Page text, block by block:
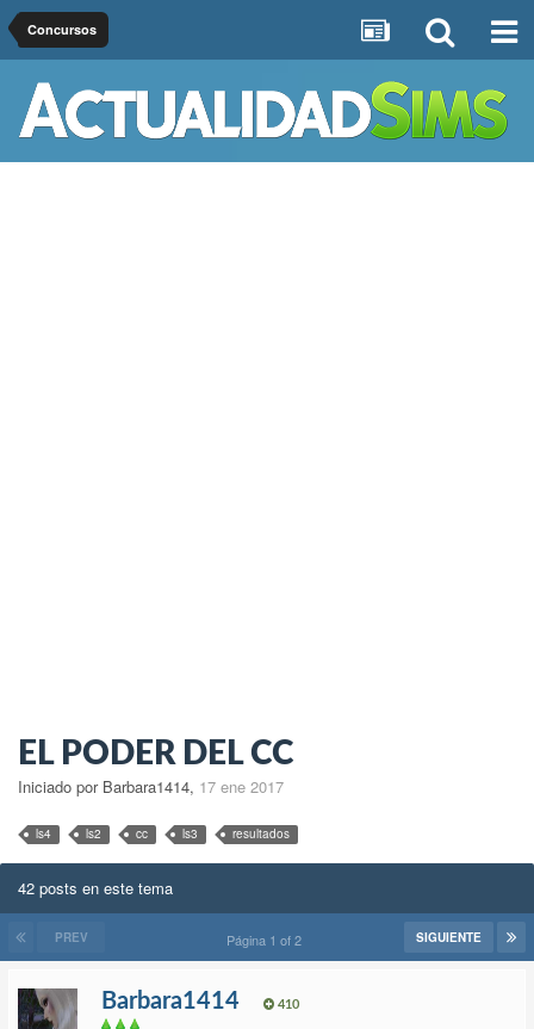
Concursos
EL PODER DEL CC
Iniciado por Barbara1414, 17 ene 2017
ls4 ls2 cc ls3 resultados
42 posts en este tema
PREV SIGUIENTE
Página 1 of 2
Barbara1414 410